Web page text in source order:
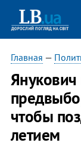
Главная —
чтобы
летием